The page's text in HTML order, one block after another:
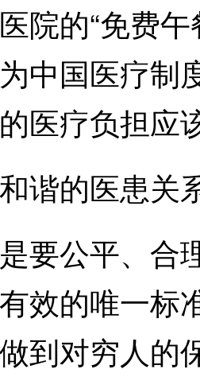
院的“免费
中国医疗制
医疗负担应
谐的医患关
公平、合
效的唯一标
到对穷人的